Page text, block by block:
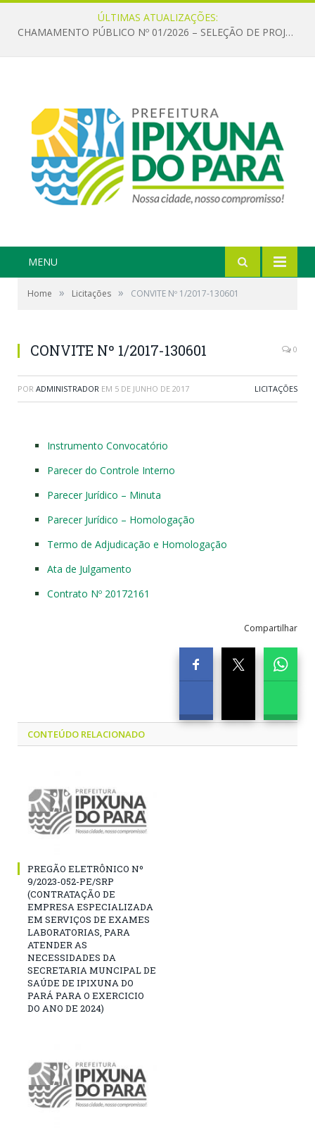
ÚLTIMAS ATUALIZAÇÕES:
CHAMAMENTO PÚBLICO Nº 01/2026 – SELEÇÃO DE PROJETOS PARA FIRMAR TERMO DE EXECUÇÃO CULTURAL COM RECURSOS DA POLÍTICA NACIONAL ALDIR BLANC DE FOMENTO À CULTURA – PNAB (LEI Nº 14.399/2022)
MENU
Home » Licitações » CONVITE Nº 1/2017-130601
CONVITE Nº 1/2017-130601 0
POR ADMINISTRADOR EM 5 DE JUNHO DE 2017 LICITAÇÕES
Instrumento Convocatório
Parecer do Controle Interno
Parecer Jurídico – Minuta
Parecer Jurídico – Homologação
Termo de Adjudicação e Homologação
Ata de Julgamento
Contrato Nº 20172161
Compartilhar
CONTEÚDO RELACIONADO
PREGÃO ELETRÔNICO Nº
9/2023-052-PE/SRP
(CONTRATAÇÃO DE
EMPRESA ESPECIALIZADA
EM SERVIÇOS DE EXAMES
LABORATORIAS, PARA
ATENDER AS
NECESSIDADES DA
SECRETARIA MUNCIPAL DE
SAÚDE DE IPIXUNA DO
PARÁ PARA O EXERCICIO
DO ANO DE 2024)